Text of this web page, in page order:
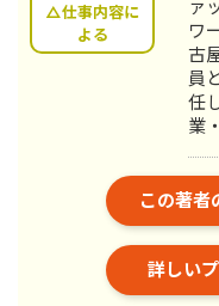
△仕事内容に
よる
ァッ
ワ
古
員
任
業
籍。 ■ 医療専門学校入
ガ
26
療短
家資
後
この著者
詳しい